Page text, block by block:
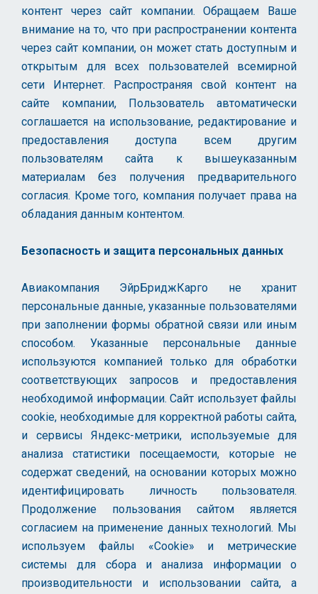
контент через сайт компании. Обращаем Ваше
внимание на то, что при распространении контента
через сайт компании, он может стать доступным и
открытым для всех пользователей всемирной
сети Интернет. Распространяя свой контент на
сайте компании, Пользователь автоматически
соглашается на использование, редактирование и
предоставления доступа всем другим
пользователям сайта к вышеуказанным
материалам без получения предварительного
согласия. Кроме того, компания получает права на
обладания данным контентом.
Безопасность и защита персональных данных
Авиакомпания ЭйрБриджКарго не хранит
персональные данные, указанные пользователями
при заполнении формы обратной связи или иным
способом. Указанные персональные данные
используются компанией только для обработки
соответствующих запросов и предоставления
необходимой информации. Сайт использует файлы
cookie, необходимые для корректной работы сайта,
и сервисы Яндекс-метрики, используемые для
анализа статистики посещаемости, которые не
содержат сведений, на основании которых можно
идентифицировать личность пользователя.
Продолжение пользования сайтом является
согласием на применение данных технологий. Мы
используем файлы «Cookie» и метрические
системы для сбора и анализа информации о
производительности и использовании сайта, а